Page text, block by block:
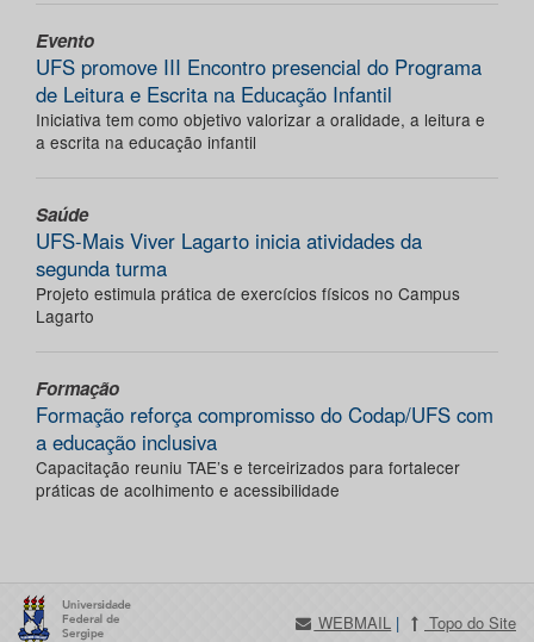
Evento
UFS promove III Encontro presencial do Programa
de Leitura e Escrita na Educação Infantil
Iniciativa tem como objetivo valorizar a oralidade, a leitura e
a escrita na educação infantil
Saúde
UFS-Mais Viver Lagarto inicia atividades da
segunda turma
Projeto estimula prática de exercícios físicos no Campus
Lagarto
Formação
Formação reforça compromisso do Codap/UFS com
a educação inclusiva
Capacitação reuniu TAE’s e terceirizados para fortalecer
práticas de acolhimento e acessibilidade
WEBMAIL | Topo do Site